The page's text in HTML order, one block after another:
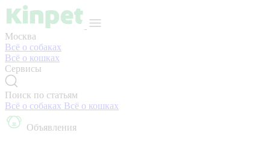
Москва
Всё о собаках
Всё о кошках
Сервисы
Поиск по статьям
Всё о собаках Всё о кошках
Объявления